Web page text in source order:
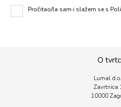
Pročitao/la sam i slažem se s
O
Lumal
Zavrtnica
10000